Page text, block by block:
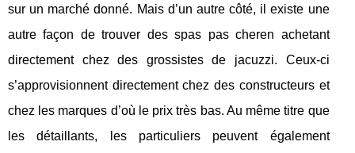
sur un marché donné. Mais d’un autre côté, il existe une
autre façon de trouver des spas pas cheren achetant
directement chez des grossistes de jacuzzi. Ceux-ci
s’approvisionnent directement chez des constructeurs et
chez les marques d’où le prix très bas. Au même titre que
les détaillants, les particuliers peuvent également